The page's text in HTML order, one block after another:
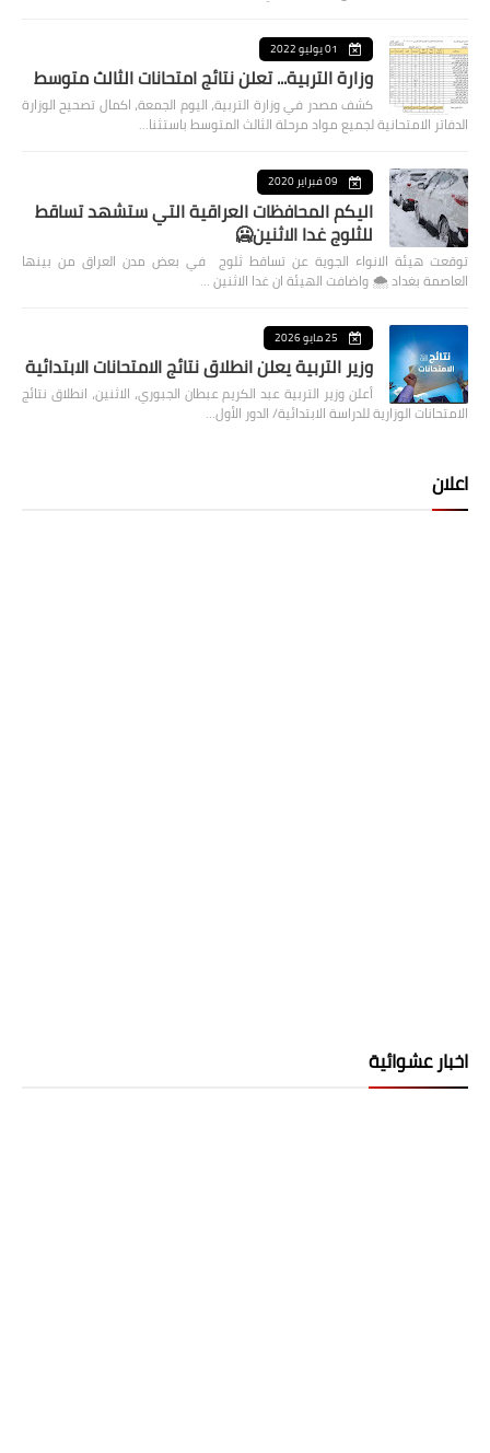
01 يوليو 2022
وزارة التربية... تعلن نتائج امتحانات الثالث متوسط
كشف مصدر في وزارة التربية، اليوم الجمعة، اكمال تصحيح الوزارة
الدفاتر الامتحانية لجميع مواد مرحلة الثالث المتوسط باستثنا…
09 فبراير 2020
اليكم المحافظات العراقية التي ستشهد تساقط
للثلوج غدا الاثنين🥶
توقعت هيئة الانواء الجوية عن تساقط ثلوج في بعض مدن العراق من بينها
العاصمة بغداد ⁦🌨️⁩ واضافت الهيئة ان غدا الاثنين …
25 مايو 2026
وزير التربية يعلن انطلاق نتائج الامتحانات الابتدائية
أعلن وزير التربية عبد الكريم عبطان الجبوري، الاثنين، انطلاق نتائج
الامتحانات الوزارية للدراسة الابتدائية/ الدور الأول…
اعلان
اخبار عشوائية